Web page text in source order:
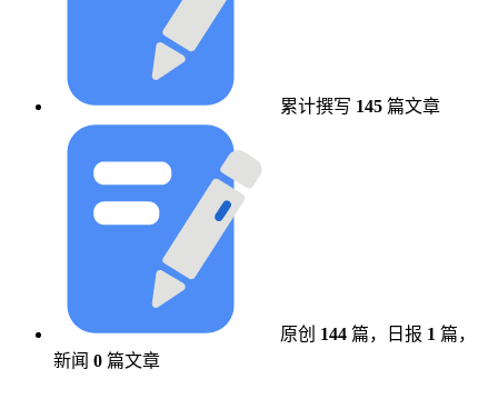
累计撰写 145 篇文章
原创 144 篇， 日报 1 篇，
新闻 0 篇文章